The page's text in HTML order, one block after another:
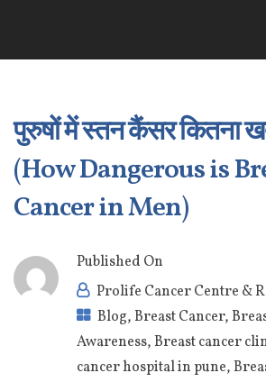
पुरुषों में स्तन कैंसर कितना
(How Dangerous is
Cancer in Men)
Published On
Prolife Cancer Centre &
Blog,Breast Cancer,
Awareness,Breast cancer
cancer hospital in pune,